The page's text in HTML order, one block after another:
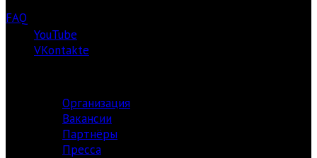
FAQ
YouTube
VKontakte
Организация
Вакансии
Партнёры
Пресса